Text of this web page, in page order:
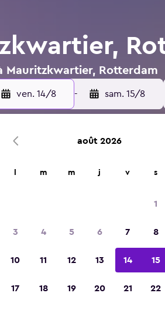
Mauritzkwartier, Rotterdam
ven. 14/8 - sam. 15/8
août 2026
m m j v s
1
3 4 5 6 7 8
10 11 12 13 14 15
17 18 19 20 21 22